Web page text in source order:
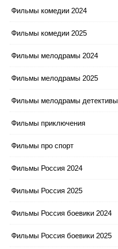
Фильмы комедии 2024
Фильмы комедии 2025
Фильмы мелодрамы 2024
Фильмы мелодрамы 2025
Фильмы мелодрамы детективы
Фильмы приключения
Фильмы про спорт
Фильмы Россия 2024
Фильмы Россия 2025
Фильмы Россия боевики 2024
Фильмы Россия боевики 2025